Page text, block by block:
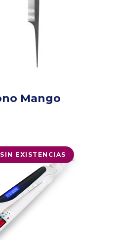
Mango
SIN EXISTENCIAS